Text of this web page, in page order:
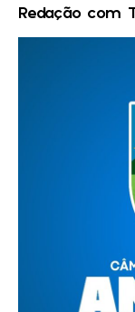
Redação com